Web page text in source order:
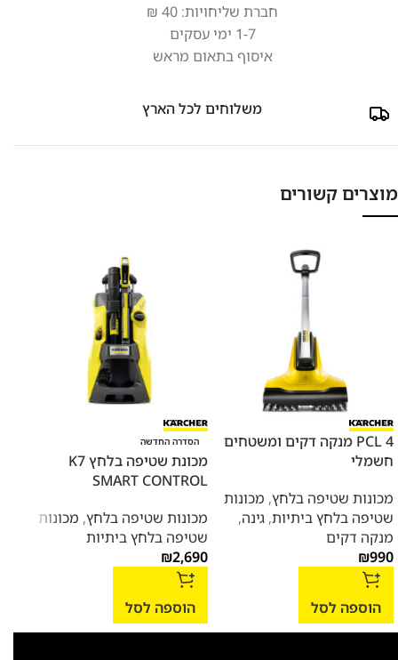
משלוחים לכל הארץ
חברת שליחויות: 40 ₪
1-7 ימי עסקים
איסוף בתאום מראש
מוצרים קשורים
PCL 4 מנקה דקים ומשטחים
חשמלי
מכונות שטיפה בלחץ, מכונות
שטיפה בלחץ ביתיות, גינה,
מנקה דקים
₪990
הוספה לסל
הסדרה החדשה
מכונת שטיפה בלחץ K7
SMART CONTROL
מכונות שטיפה בלחץ, מכונות
שטיפה בלחץ ביתיות
₪2,690
הוספה לסל